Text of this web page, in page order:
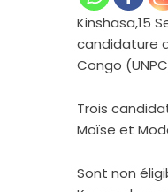
Kinshasa,15
candidature
Congo
Trois
Moïse et
Sont non